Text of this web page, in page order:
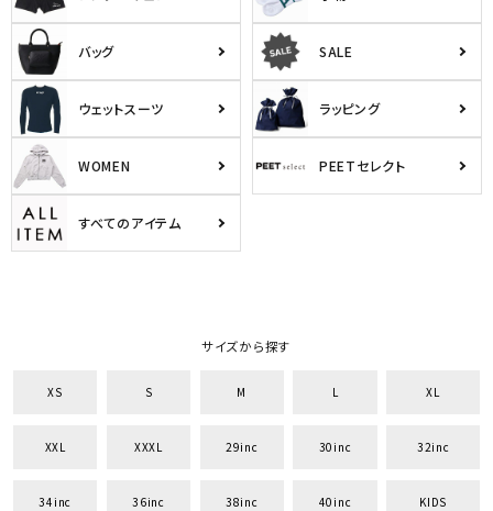
バッグ SALE
ウェットスーツ ラッピング
WOMEN PEETセレクト
すべてのアイテム
サイズから探す
XS S M L XL
XXL XXXL 29inc 30inc 32inc
34inc 36inc 38inc 40inc KIDS